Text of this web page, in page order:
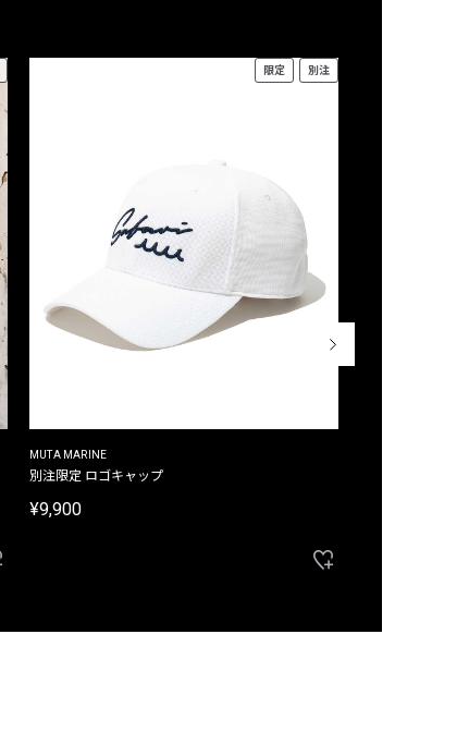
限定 別注
MUTA MARINE
別注限定 ロゴキャップ
¥9,900